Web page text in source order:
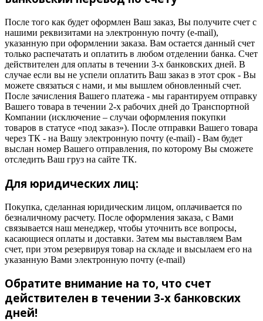
После того как будет оформлен Ваш заказ, Вы получите счет с
нашими реквизитами на электронную почту (e-mail),
указанную при оформлении заказа. Вам остается данный счет
только распечатать и оплатить в любом отделении банка. Счет
действителен для оплаты в течении 3-х банковских дней. В
случае если вы не успели оплатить Ваш заказ в этот срок - Вы
можете связаться с нами, и мы вышлем обновленный счет.
После зачисления Вашего платежа - мы гарантируем отправку
Вашего товара в течении 2-х рабочих дней до Транспортной
Компании (исключение – случаи оформления покупки
товаров в статусе «под заказ»). После отправки Вашего товара
через ТК - на Вашу электронную почту (e-mail) - Вам будет
выслан номер Вашего отправления, по которому Вы сможете
отследить Ваш груз на сайте ТК.
Для юридических лиц:
Покупка, сделанная юридическим лицом, оплачивается по
безналичному расчету. После оформления заказа, с Вами
связывается наш менеджер, чтобы уточнить все вопросы,
касающиеся оплаты и доставки. Затем мы выставляем Вам
счет, при этом резервируя товар на складе и высылаем его на
указанную Вами электронную почту (e-mail)
Обратите внимание на то, что счет
действителен в течении 3-х банковских
дней!